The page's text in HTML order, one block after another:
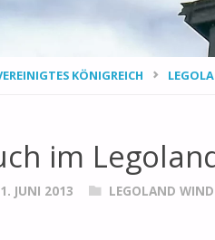
KÖNIGREICH
im
1. JUNI 2013 LEGOLAND